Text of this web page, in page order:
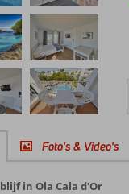
Foto's & Video's
in Ola Cala d'Or